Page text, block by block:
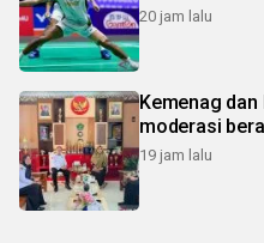
20 jam lalu
Kemenag
moderasi
19 jam lalu